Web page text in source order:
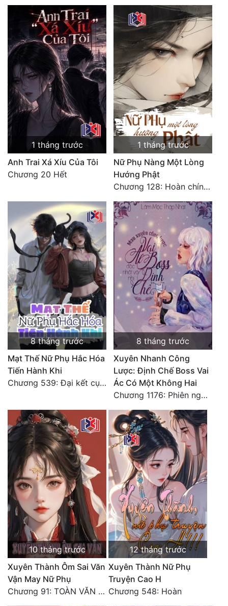
1 tháng trước
Anh Trai Xá Xíu Của Tôi
Chương 20 Hết
1 tháng trước
Nữ Phụ Nàng Một Lòng
Hướng Phật
Chương 128: Hoàn chính văn
8 tháng trước
Mạt Thế Nữ Phụ Hắc Hóa
Tiến Hành Khi
Chương 539: Đại kết cục - HOÀN
8 tháng trước
Xuyên Nhanh Công
Lược: Định Chế Boss Vai
Ác Có Một Không Hai
Chương 1176: Phiên ngoại Triều Dương Lâm Nguyệt
10 tháng trước
Xuyên Thành Ôm Sai Văn
Vận May Nữ Phụ
Chương 91: TOÀN VĂN HOÀN
12 tháng trước
Xuyên Thành Nữ Phụ
Truyện Cao H
Chương 548: Hoàn